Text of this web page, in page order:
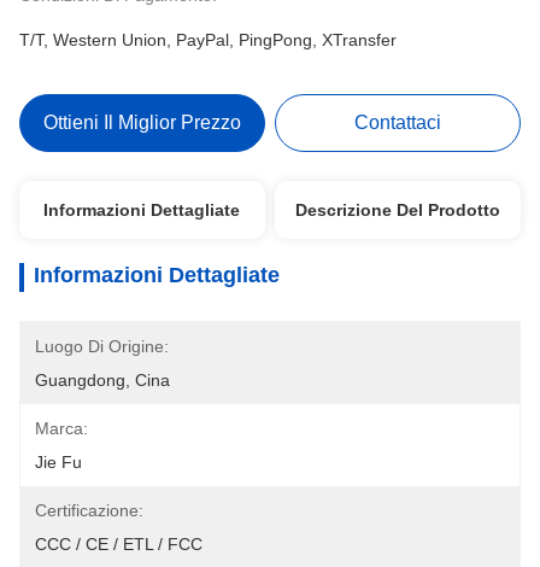
T/T, Western Union, PayPal, PingPong, XTransfer
Ottieni Il Miglior Prezzo Contattaci
Informazioni Dettagliate Descrizione Del Prodotto
Informazioni Dettagliate
Luogo Di Origine:
Guangdong, Cina
Marca:
Jie Fu
Certificazione:
CCC / CE / ETL / FCC